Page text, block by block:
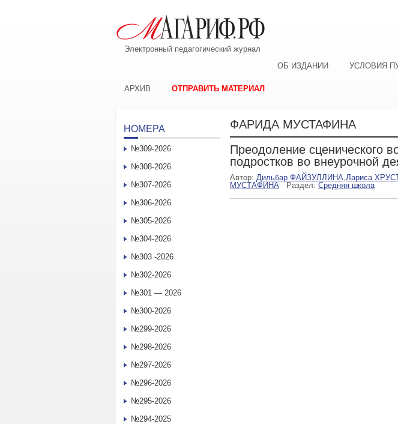
Электронный педагогический журнал
ОБ ИЗДАНИИ
УСЛОВИЯ
АРХИВ ОТПРАВИТЬ МАТЕРИАЛ
ФАРИДА МУСТАФИНА
Преодоление сценического
подростков во внеурочной
Автор: Дильбар ФАЙЗУЛЛИНА,Лариса
МУСТАФИНА
Раздел: Средняя школа
НОМЕРА
№309-2026
№308-2026
№307-2026
№306-2026
№305-2026
№304-2026
№303 -2026
№302-2026
№301 — 2026
№300-2026
№299-2026
№298-2026
№297-2026
№296-2026
№295-2026
№294-2025